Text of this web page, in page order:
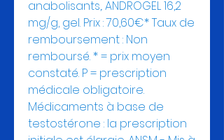
anabolisants,. ANDROGEL 16,2
mg/g, gel. Prix : 70,60€* Taux de
remboursement : Non
remboursé. * = prix moyen
constaté. P = prescription
médicale obligatoire.
Médicaments à base de
testostérone : la prescription